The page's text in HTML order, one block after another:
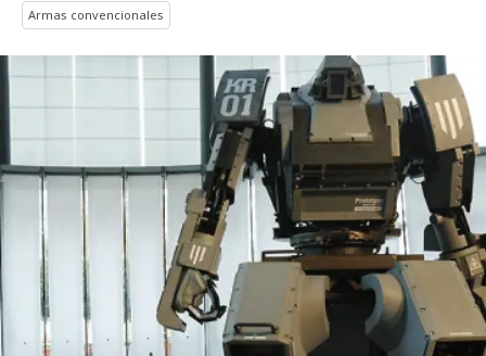
Armas convencionales